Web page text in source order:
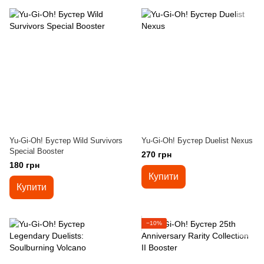
Yu-Gi-Oh! Бустер Wild Survivors
Special Booster
180 грн
Купити
Yu-Gi-Oh! Бустер Duelist Nexus
270 грн
Купити
−10%